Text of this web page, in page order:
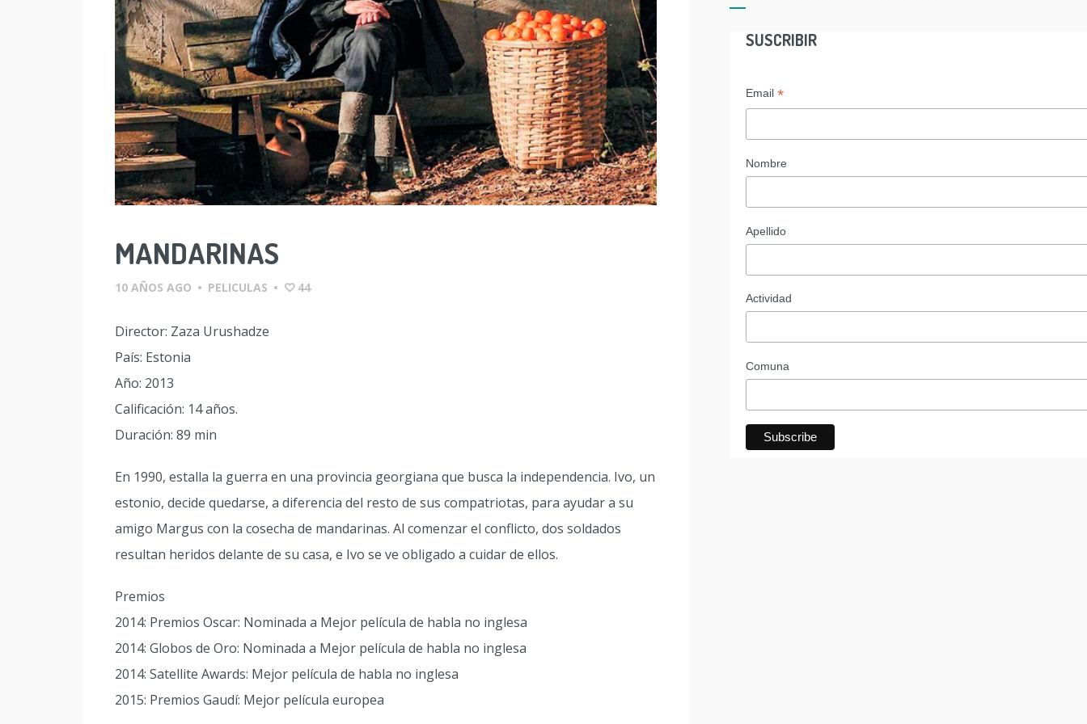
MANDARINAS
10 AÑOS AGO • PELICULAS • 44
Director: Zaza Urushadze
País: Estonia
Año: 2013
Calificación: 14 años.
Duración: 89 min
En 1990, estalla la guerra en una provincia georgiana que busca la independencia. Ivo, un
estonio, decide quedarse, a diferencia del resto de sus compatriotas, para ayudar a su
amigo Margus con la cosecha de mandarinas. Al comenzar el conflicto, dos soldados
resultan heridos delante de su casa, e Ivo se ve obligado a cuidar de ellos.
Premios
2014: Premios Oscar: Nominada a Mejor película de habla no inglesa
2014: Globos de Oro: Nominada a Mejor película de habla no inglesa
2014: Satellite Awards: Mejor película de habla no inglesa
2015: Premios Gaudí: Mejor película europea
SUSCRIBIR
Email *
Nombre
Apellido
Actividad
Comuna